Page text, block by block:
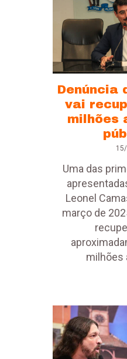
Denúncia
vai
milhões
Uma das
Leonel
março de
milhões